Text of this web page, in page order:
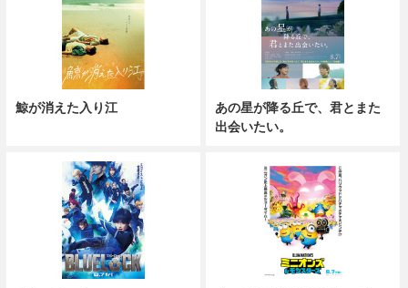
鯨が消えた入り江
あの星が降る丘で、君とまた
出会いたい。